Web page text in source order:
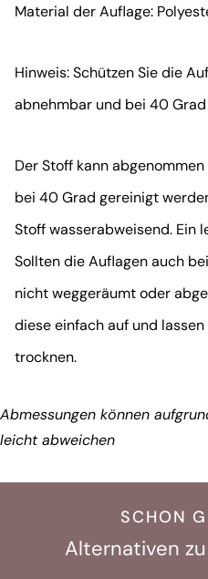
Material der Auflage:
Hinweis: Schützen Sie die
abnehmbar und bei 40
Der Stoff kann
bei 40 Grad gereinigt
Stoff wasserabweisend. Ein
Sollten die Auflagen auch
nicht weggeräumt oder
diese einfach auf und
trocknen.
Abmessungen können
leicht abweichen
SCHON
Alternativen